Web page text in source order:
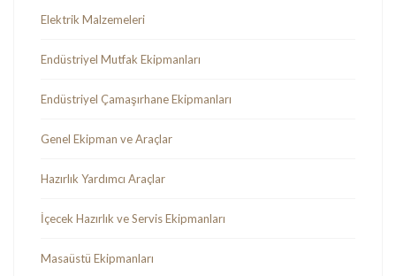
Elektrik Malzemeleri
Endüstriyel Mutfak Ekipmanları
Endüstriyel Çamaşırhane Ekipmanları
Genel Ekipman ve Araçlar
Hazırlık Yardımcı Araçlar
İçecek Hazırlık ve Servis Ekipmanları
Masaüstü Ekipmanları